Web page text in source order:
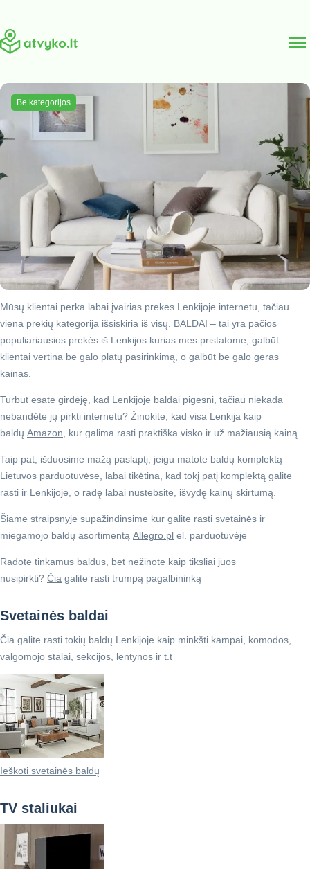
Į
turinįBe kategorijos
Mūsų klientai perka labai įvairias prekes Lenkijoje internetu, tačiau
viena prekių kategorija išsiskiria iš visų. BALDAI – tai yra pačios
populiariausios prekės iš Lenkijos kurias mes pristatome, galbūt
klientai vertina be galo platų pasirinkimą, o galbūt be galo geras
kainas.
Turbūt esate girdėję, kad Lenkijoje baldai pigesni, tačiau niekada
nebandėte jų pirkti internetu? Žinokite, kad visa Lenkija kaip
baldų Amazon , kur galima rasti praktiška visko ir už mažiausią kainą.
Taip pat, išduosime mažą paslaptį, jeigu matote baldų komplektą
Lietuvos parduotuvėse, labai tikėtina, kad tokį patį komplektą galite
rasti ir Lenkijoje, o radę labai nustebsite, išvydę kainų skirtumą.
Šiame straipsnyje supažindinsime kur galite rasti svetainės ir
miegamojo baldų asortimentą Allegro.pl el. parduotuvėje
Radote tinkamus baldus, bet nežinote kaip tiksliai juos
nusipirkti? Čia galite rasti trumpą pagalbininką
Svetainės baldai
Čia galite rasti tokių baldų Lenkijoje kaip minkšti kampai, komodos,
valgomojo stalai, sekcijos, lentynos ir t.t
Ieškoti svetainės baldų
TV staliukai